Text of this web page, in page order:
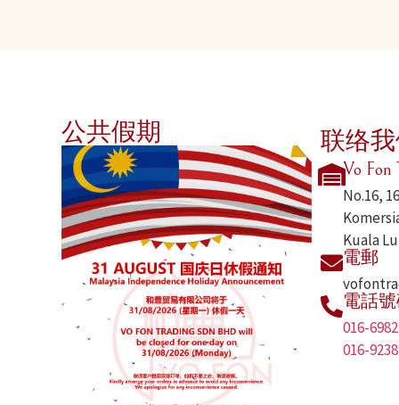
公共假期 联络
Vo Fon
No.16,
Kuala
電郵
電話
016-
016-